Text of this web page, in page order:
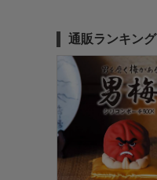
通販ランキング